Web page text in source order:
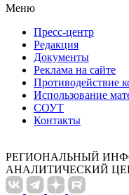
Меню
Пресс-центр
Редакция
Документы
Реклама на сайте
Противодействие
Использование
СОУТ
Контакты
РЕГИОНАЛЬНЫЙ
АНАЛИТИЧЕСКИЙ